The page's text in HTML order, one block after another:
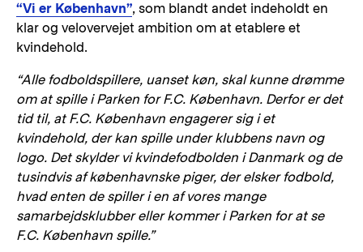
“Vi er København”, som blandt andet indeholdt en
klar og velovervejet ambition om at etablere et
kvindehold.
“Alle fodboldspillere, uanset køn, skal kunne drømme
om at spille i Parken for F.C. København. Derfor er det
tid til, at F.C. København engagerer sig i et
kvindehold, der kan spille under klubbens navn og
logo. Det skylder vi kvindefodbolden i Danmark og de
tusindvis af københavnske piger, der elsker fodbold,
hvad enten de spiller i en af vores mange
samarbejdsklubber eller kommer i Parken for at se
F.C. København spille.”